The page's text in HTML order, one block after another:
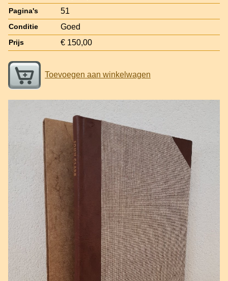
Pagina's 51
Conditie Goed
Prijs € 150,00
Toevoegen aan winkelwagen